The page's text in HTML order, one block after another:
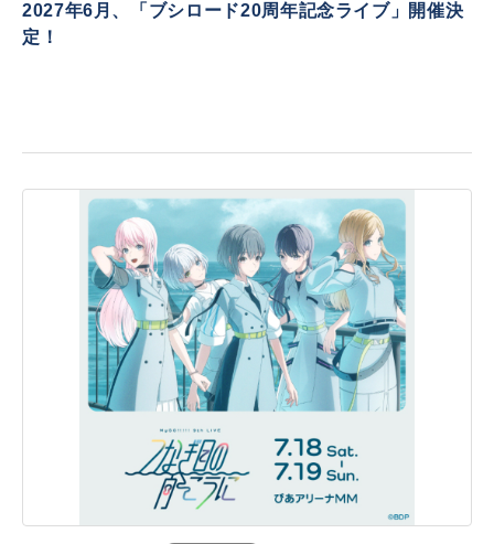
2027年6月、「ブシロード20周年記念ライブ」開催決
定！